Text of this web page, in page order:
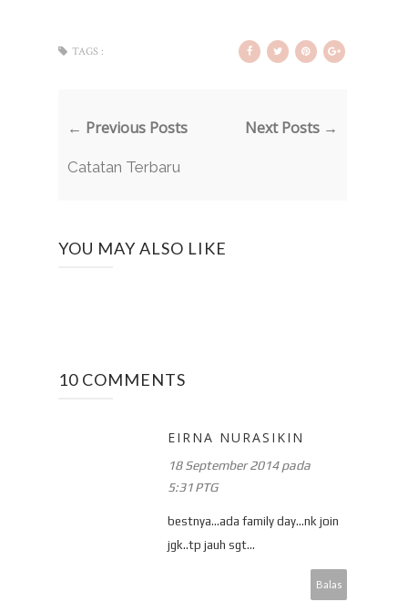
TAGS :
← Previous Posts
Catatan Terbaru
Next Posts →
YOU MAY ALSO LIKE
10 COMMENTS
EIRNA NURASIKIN
18 September 2014 pada
5:31 PTG
bestnya...ada family day...nk join
jgk..tp jauh sgt...
Balas